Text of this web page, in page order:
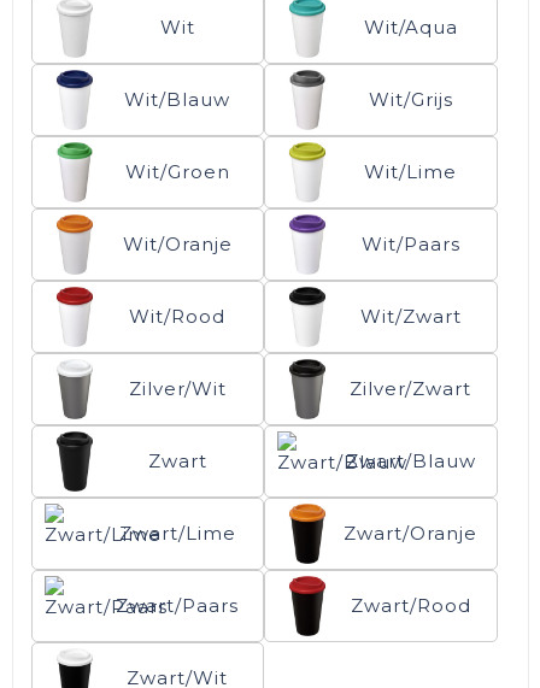
Wit Wit/Aqua
Wit/Blauw Wit/Grijs
Wit/Groen Wit/Lime
Wit/Oranje Wit/Paars
Wit/Rood Wit/Zwart
Zilver/Wit Zilver/Zwart
Zwart Zwart/Blauw
Zwart/Lime Zwart/Oranje
Zwart/Paars Zwart/Rood
Zwart/Wit